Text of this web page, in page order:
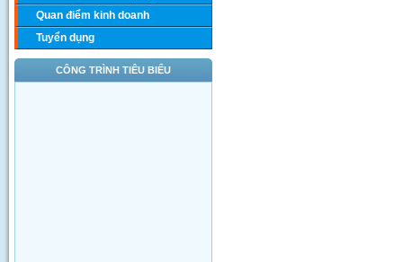
Quan điểm kinh doanh
Tuyển dụng
CÔNG TRÌNH TIÊU BIỂU